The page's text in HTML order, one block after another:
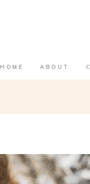
HOME ABOUT